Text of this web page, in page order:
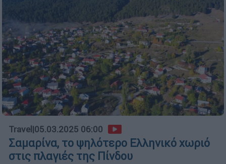
Travel |05.03.2025 06:00
Σαμαρίνα, το ψηλότερο Ελληνικό χωριό
στις πλαγιές της Πίνδου